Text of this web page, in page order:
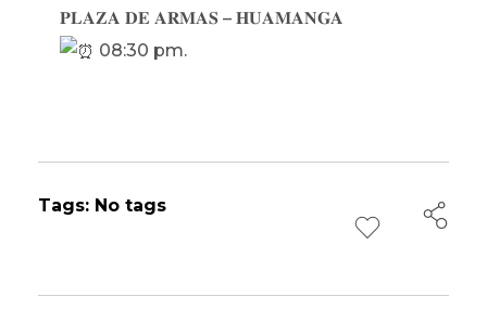
𝐏𝐋𝐀𝐙𝐀 𝐃𝐄 𝐀𝐑𝐌𝐀𝐒 – 𝐇𝐔𝐀𝐌𝐀𝐍𝐆𝐀
08:30 pm.
Tags: No tags